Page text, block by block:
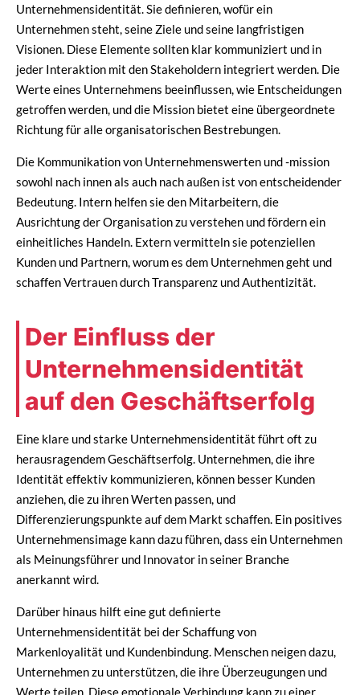
Unternehmensidentität. Sie definieren, wofür ein
Unternehmen steht, seine Ziele und seine langfristigen
Visionen. Diese Elemente sollten klar kommuniziert und in
jeder Interaktion mit den Stakeholdern integriert werden. Die
Werte eines Unternehmens beeinflussen, wie Entscheidungen
getroffen werden, und die Mission bietet eine übergeordnete
Richtung für alle organisatorischen Bestrebungen.
Die Kommunikation von Unternehmenswerten und -mission
sowohl nach innen als auch nach außen ist von entscheidender
Bedeutung. Intern helfen sie den Mitarbeitern, die
Ausrichtung der Organisation zu verstehen und fördern ein
einheitliches Handeln. Extern vermitteln sie potenziellen
Kunden und Partnern, worum es dem Unternehmen geht und
schaffen Vertrauen durch Transparenz und Authentizität.
Der Einfluss der
Unternehmensidentität
auf den Geschäftserfolg
Eine klare und starke Unternehmensidentität führt oft zu
herausragendem Geschäftserfolg. Unternehmen, die ihre
Identität effektiv kommunizieren, können besser Kunden
anziehen, die zu ihren Werten passen, und
Differenzierungspunkte auf dem Markt schaffen. Ein positives
Unternehmensimage kann dazu führen, dass ein Unternehmen
als Meinungsführer und Innovator in seiner Branche
anerkannt wird.
Darüber hinaus hilft eine gut definierte
Unternehmensidentität bei der Schaffung von
Markenloyalität und Kundenbindung. Menschen neigen dazu,
Unternehmen zu unterstützen, die ihre Überzeugungen und
Werte teilen. Diese emotionale Verbindung kann zu einer